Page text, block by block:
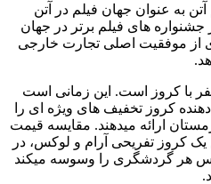
آتن به عنوان جهان فیلم در آتن
جشنواره های فیلم برتر در جهان
از موفقیت اصلی تجارت خارجی
با کروز است. این زمانی است
کروز تخفیف های ویژه ای را
ارائه میدهند. مقایسه قیمت
یک کروز تفریحی آرام و لوکس، در
هر گردشگری را وسوسه میکند